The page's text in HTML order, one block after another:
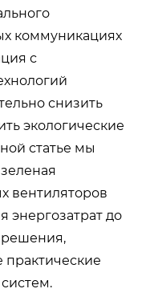
коммуникациях
с
снизить
экологические
статье мы
вентиляторов
энергозатрат до
решения,